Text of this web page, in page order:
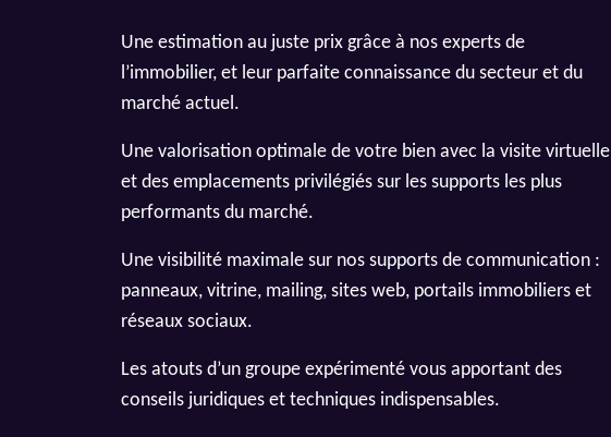
Une estimation au juste prix grâce à nos experts de
l’immobilier, et leur parfaite connaissance du secteur et du
marché actuel.
Une valorisation optimale de votre bien avec la visite virtuelle
et des emplacements privilégiés sur les supports les plus
performants du marché.
Une visibilité maximale sur nos supports de communication :
panneaux, vitrine, mailing, sites web, portails immobiliers et
réseaux sociaux.
Les atouts d’un groupe expérimenté vous apportant des
conseils juridiques et techniques indispensables.